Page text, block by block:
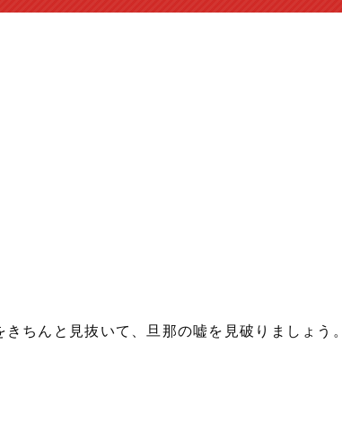
ちんと見抜いて、旦那の嘘を見破りましょう。